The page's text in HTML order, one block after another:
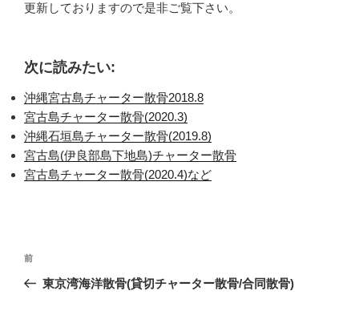
更新しておりますので是非ご覧下さい。
次に読みたい:
沖縄宮古島チャーター散骨2018.8
宮古島チャーター散骨(2020.3)
沖縄石垣島チャーター散骨(2019.8)
宮古島(伊良部島下地島)チャーター散骨
宮古島チャーター散骨(2020.4)など
投
過
去
前
東京湾海洋散骨(貸切チャーター散骨/合同散骨)